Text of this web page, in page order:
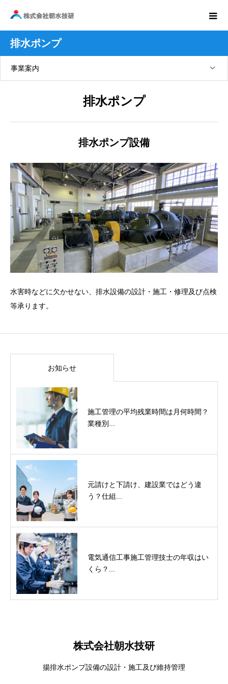
排水ポンプ
事業案内
排水ポンプ
排水ポンプ設備
水害時などに欠かせない、排水設備の設計・施工・修理及び点検
等承ります。
お知らせ
施工管理の平均残業時間は月何時間？
業種別...
元請けと下請け、建設業ではどう違
う？仕組...
電気通信工事施工管理技士の年収はい
くら？...
株式会社朝水技研
揚排水ポンプ設備の設計・施工及び維持管理